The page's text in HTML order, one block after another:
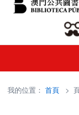
我的位置： 首頁 >